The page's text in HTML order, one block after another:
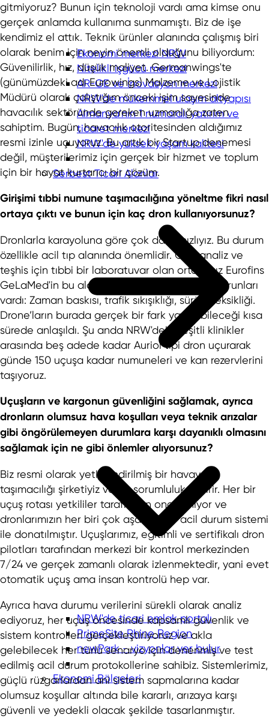
Ekonomi merkezi NRW
Nitelikli işgücü merkezi
AR-GE ve İnovasyon merkezi
NRW'de mükemmel ulaşım altyapısı
Almanya'nın 1 numaralı yatırım ve
ticaret merkezi
NRW'de yüksek yaşam kalitesi
Serbest Ticari Alanlar
NRW'de ticari emlak portalı
PrimeSite Rhine Region
newPark - vizyonlar yer bulur
Ekonomi Bölgeleri
gitmiyoruz? Bunun için teknoloji vardı ama kimse onu
gerçek anlamda kullanıma sunmamıştı. Biz de işe
kendimiz el attık. Teknik ürünler alanında çalışmış biri
olarak benim için neyin önemli olduğunu biliyordum:
Güvenilirlik, hız, düşük maliyet. Germanwings'te
(günümüzdeki adı Eurowings) Malzeme ve Lojistik
Müdürü olarak çalıştığım önceki işim sayesinde
havacılık sektöründe gereken uzmanlığa zaten
sahiptim. Bugün, havacılık otoritesinden aldığımız
resmi izinle uçuyoruz. Bu artık bir Startup denemesi
değil, müşterilerimiz için gerçek bir hizmet ve toplum
için bir hayat kurtarıcı bir çözüm.
Girişimi tıbbi numune taşımacılığına yöneltme fikri nasıl
ortaya çıktı ve bunun için kaç dron kullanıyorsunuz?
Dronlarla karayoluna göre çok daha hızlıyız. Bu durum
özellikle acil tıp alanında önemlidir. Özel analiz ve
teşhis için tıbbi bir laboratuvar olan ortağımız Eurofins
GeLaMed'in bu alanda çözebildiğimiz belirli sorunları
vardı: Zaman baskısı, trafik sıkışıklığı, sürücü eksikliği.
Drone’ların burada gerçek bir fark yaratabileceği kısa
sürede anlaşıldı. Şu anda NRW'deki çeşitli klinikler
arasında beş adede kadar Auriol tipi dron uçurarak
günde 150 uçuşa kadar numuneleri ve kan rezervlerini
taşıyoruz.
Uçuşların ve kargonun güvenliğini sağlamak, ayrıca
dronların olumsuz hava koşulları veya teknik arızalar
gibi öngörülemeyen durumlara karşı dayanıklı olmasını
sağlamak için ne gibi önlemler alıyorsunuz?
Biz resmi olarak yetkilendirilmiş bir havayolu
taşımacılığı şirketiyiz ve bu sorumluluk getirir. Her bir
uçuş rotası yetkililer tarafından onaylanıyor ve
dronlarımızın her biri çok aşamalı bir acil durum sistemi
ile donatılmıştır. Uçuşlarımız, eğitimli ve sertifikalı dron
pilotları tarafından merkezi bir kontrol merkezinden
7/24 ve gerçek zamanlı olarak izlenmektedir, yani evet
otomatik uçuş ama insan kontrolü hep var.
Ayrıca hava durumu verilerini sürekli olarak analiz
ediyoruz, her uçuş öncesinde kapsamlı güvenlik ve
sistem kontrolleri gerçekleştiriyoruz ve akla
gelebilecek her türlü senaryo için denenmiş ve test
edilmiş acil durum protokollerine sahibiz. Sistemlerimiz,
güçlü rüzgarlardan ani sistem sapmalarına kadar
olumsuz koşullar altında bile kararlı, arızaya karşı
güvenli ve yedekli olacak şekilde tasarlanmıştır.